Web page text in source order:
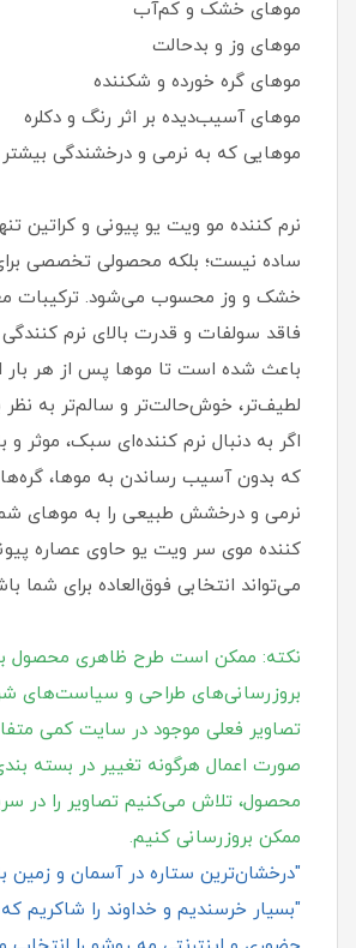
موهای خشک و کم‌آب
موهای وز و بدحالت
موهای گره خورده و شکننده
موهای آسیب‌دیده بر اثر رنگ و دکلره
موهایی که به نرمی و درخشندگی بیشتر
نرم کننده مو ویت یو پیونی و کراتین
ساده نیست؛ بلکه محصولی تخصصی
خشک و وز محسوب می‌شود. ترکیبات
فاقد سولفات و قدرت بالای نرم
باعث شده است تا موها پس از هر بار
لطیف‌تر، خوش‌حالت‌تر و سالم‌تر به نظر
اگر به دنبال نرم کننده‌ای سبک، موثر
که بدون آسیب رساندن به موها، گره‌ها
نرمی و درخشش طبیعی را به موهای شما
کننده موی سر ویت یو حاوی عصاره
می‌تواند انتخابی فوق‌العاده برای شما
نکته: ممکن است طرح ظاهری محصول
بروزرسانی‌های طراحی و سیاست‌های
تصاویر فعلی موجود در سایت کمی
صورت اعمال هرگونه تغییر در بسته‌
محصول، تلاش می‌کنیم تصاویر را در
ممکن بروزرسانی کنیم.
"درخشان‌ترین ستاره در آسمان و زمین
"بسیار خرسندیم و خداوند را شاکریم